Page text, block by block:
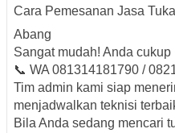
Cara Pemesanan Jasa
Abang
Sangat mudah! Anda
📞 WA 081314181790 /
Tim admin kami siap
menjadwalkan teknisi
Bila Anda sedang mencari